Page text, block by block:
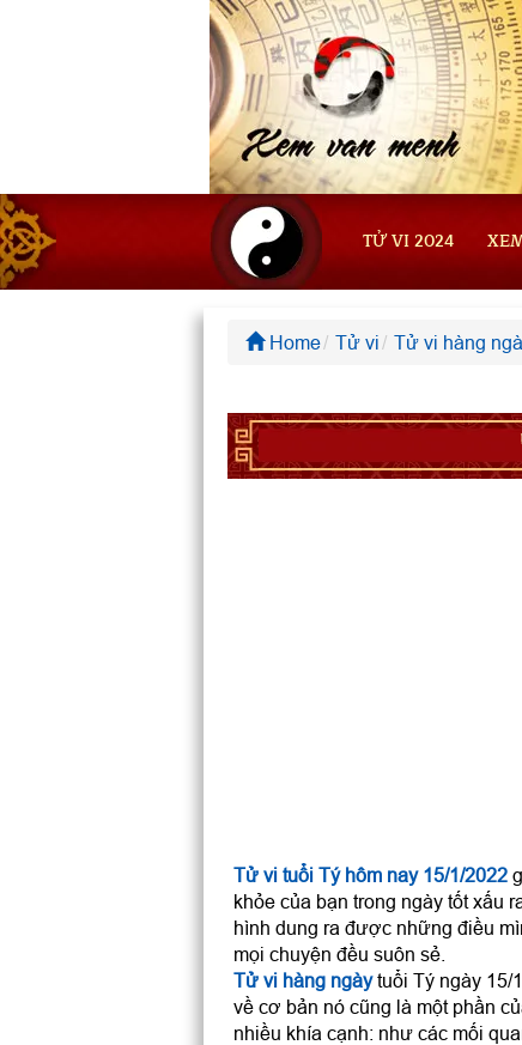
TỬ VI 2024
Home Tử vi Tử vi hàng
Tử vi tuổi Tý hôm nay 15/1/2022
khỏe của bạn trong ngày tốt xấu
hình dung ra được những điều
mọi chuyện đều suôn sẻ.
Tử vi hàng ngàytuổi Tý ngày 15/
về cơ bản nó cũng là một phần
nhiều khía cạnh: như các mối